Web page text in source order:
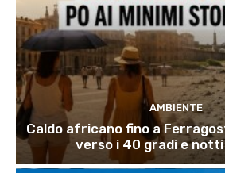
AMBIENTE
Caldo africano fino a
verso i 40 gradi e